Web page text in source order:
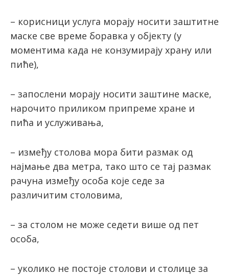
– корисници услуга морају носити заштитне
маске све време боравка у објекту (у
моментима када не конзумирају храну или
пиће),
– запослени морају носити заштине маске,
нарочито приликом припреме хране и
пића и услуживања,
– између столова мора бити размак од
најмање два метра, тако што се тај размак
рачуна између особа које седе за
различитим столовима,
– за столом не може седети више од пет
особа,
– уколико не постоје столови и столице за